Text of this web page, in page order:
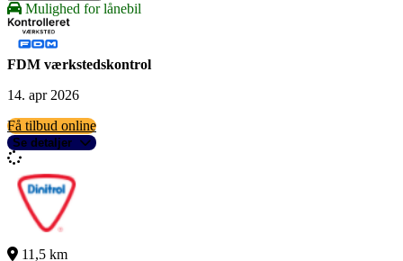
Mulighed for lånebil
FDM værkstedskontrol
14. apr 2026
Få tilbud online
Se detaljer
11,5 km